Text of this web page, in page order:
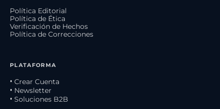
Política Editorial
Política de Ética
Verificación de Hechos
Política de Correcciones
PLATAFORMA
• Crear Cuenta
• Newsletter
• Soluciones B2B